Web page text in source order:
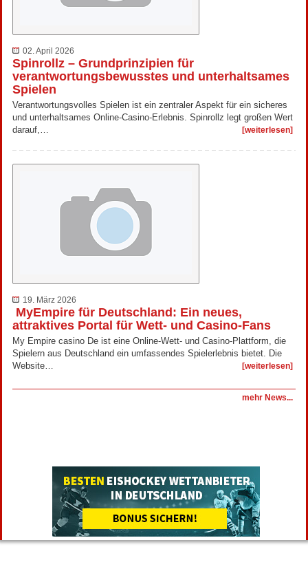
02. April 2026
Spinrollz – Grundprinzipien für
verantwortungsbewusstes und unterhaltsames
Spielen
Verantwortungsvolles Spielen ist ein zentraler Aspekt für ein sicheres
und unterhaltsames Online-Casino-Erlebnis. Spinrollz legt großen Wert
darauf,…
[weiterlesen]
19. März 2026
MyEmpire für Deutschland: Ein neues,
attraktives Portal für Wett- und Casino-Fans
My Empire casino De ist eine Online-Wett- und Casino-Plattform, die
Spielern aus Deutschland ein umfassendes Spielerlebnis bietet. Die
Website…
[weiterlesen]
mehr News...